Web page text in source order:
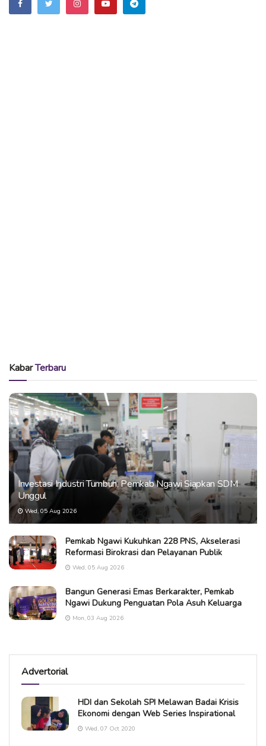
KabarTerbaru
Investasi Industri Tumbuh, Pemkab Ngawi Siapkan SDM
Unggul
Wed, 05 Aug 2026
Pemkab Ngawi Kukuhkan 228 PNS, Akselerasi
Reformasi Birokrasi dan Pelayanan Publik
Wed, 05 Aug 2026
Bangun Generasi Emas Berkarakter, Pemkab
Ngawi Dukung Penguatan Pola Asuh Keluarga
Mon, 03 Aug 2026
Advertorial
HDI dan Sekolah SPI Melawan Badai Krisis
Ekonomi dengan Web Series Inspirational
Wed, 07 Oct 2020